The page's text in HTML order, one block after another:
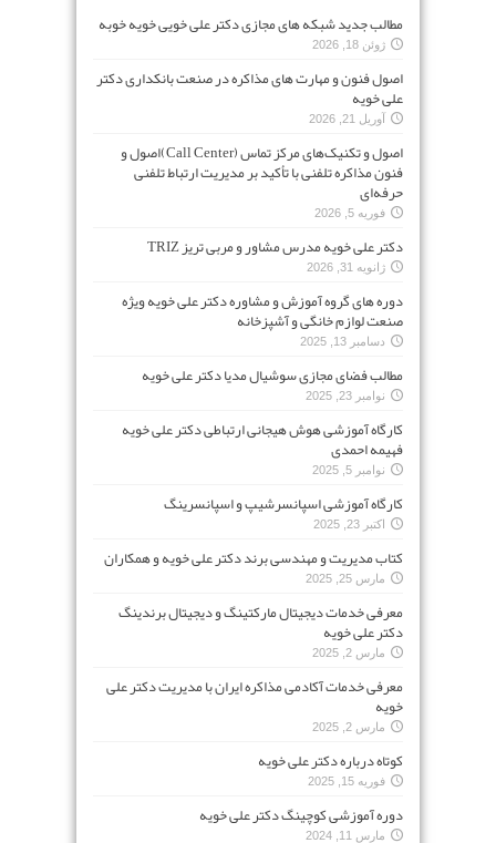
مطالب جدید شبکه های مجازی دکتر علی خویی خویه خوبه
ژوئن 18, 2026
اصول فنون و مهارت های مذاکره در صنعت بانکداری دکتر
علی خویه
آوریل 21, 2026
اصول و تکنیک‌های مرکز تماس (Call Center)اصول و
فنون مذاکره تلفنی با تأکید بر مدیریت ارتباط تلفنی
حرفه‌ای
فوریه 5, 2026
دکتر علی خویه مدرس مشاور و مربی تریز TRIZ
ژانویه 31, 2026
دوره های گروه آموزش و مشاوره دکتر علی خویه ویژه
صنعت لوازم خانگی و آشپزخانه
دسامبر 13, 2025
مطالب فضای مجازی سوشیال مدیا دکتر علی خویه
نوامبر 23, 2025
کارگاه آموزشی هوش هیجانی ارتباطی دکتر علی خویه
فهیمه احمدی
نوامبر 5, 2025
کارگاه آموزشی اسپانسرشیپ و اسپانسرینگ
اکتبر 23, 2025
کتاب مدیریت و مهندسی برند دکتر علی خویه و همکاران
مارس 25, 2025
معرفی خدمات دیجیتال مارکتینگ و دیجیتال برندینگ
دکتر علی خویه
مارس 2, 2025
معرفی خدمات آکادمی مذاکره ایران با مدیریت دکتر علی
خویه
مارس 2, 2025
کوتاه درباره دکتر علی خویه
فوریه 15, 2025
دوره آموزشی کوچینگ دکتر علی خویه
مارس 11, 2024